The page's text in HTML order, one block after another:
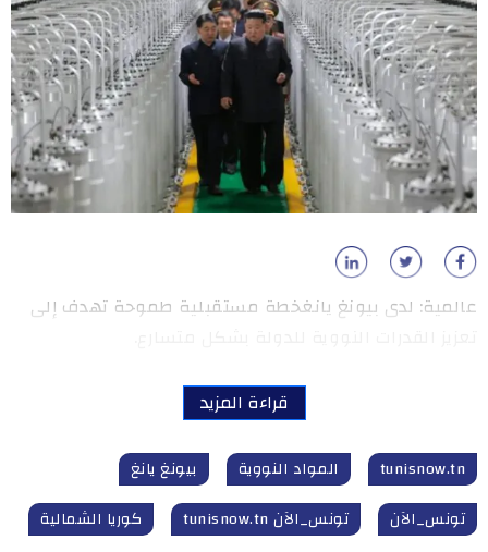
عالمية: لدى بيونغ يانغخطة مستقبلية طموحة تهدف إلى
قراءة المزيد
tunisnow.tn المواد النووية
بيونغ يانغ
تونس_الآن
تونس_الآن tunisnow.tn كوريا الشمالية